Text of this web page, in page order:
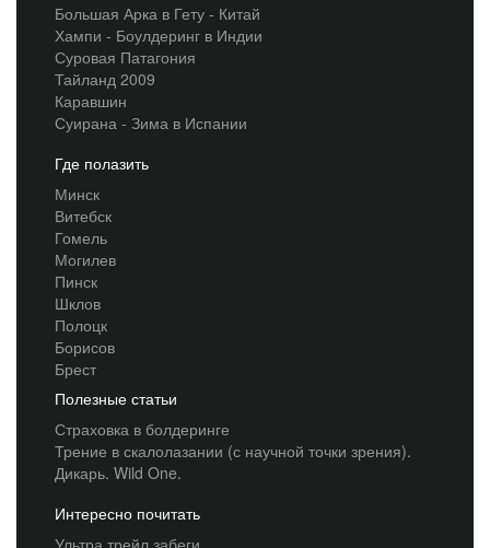
Большая Арка в Гету - Китай
Хампи - Боулдеринг в Индии
Суровая Патагония
Тайланд 2009
Каравшин
Суирана - Зима в Испании
Где полазить
Минск
Витебск
Гомель
Могилев
Пинск
Шклов
Полоцк
Борисов
Брест
Полезные статьи
Страховка в болдеринге
Трение в скалолазании (с научной точки зрения).
Дикарь. Wild One.
Интересно почитать
Ультра трейл забеги